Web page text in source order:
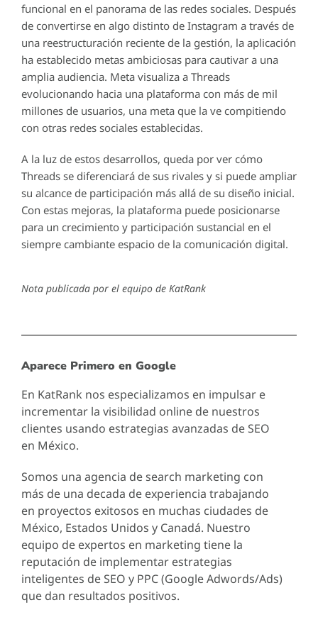
funcional en el panorama de las redes sociales. Después
de convertirse en algo distinto de Instagram a través de
una reestructuración reciente de la gestión, la aplicación
ha establecido metas ambiciosas para cautivar a una
amplia audiencia. Meta visualiza a Threads
evolucionando hacia una plataforma con más de mil
millones de usuarios, una meta que la ve compitiendo
con otras redes sociales establecidas.
A la luz de estos desarrollos, queda por ver cómo
Threads se diferenciará de sus rivales y si puede ampliar
su alcance de participación más allá de su diseño inicial.
Con estas mejoras, la plataforma puede posicionarse
para un crecimiento y participación sustancial en el
siempre cambiante espacio de la comunicación digital.
Nota publicada por el equipo de KatRank
Aparece Primero en Google
En KatRank nos especializamos en impulsar e
incrementar la visibilidad online de nuestros
clientes usando estrategias avanzadas de SEO
en México.
Somos una agencia de search marketing con
más de una decada de experiencia trabajando
en proyectos exitosos en muchas ciudades de
México, Estados Unidos y Canadá. Nuestro
equipo de expertos en marketing tiene la
reputación de implementar estrategias
inteligentes de SEO y PPC (Google Adwords/Ads)
que dan resultados positivos.